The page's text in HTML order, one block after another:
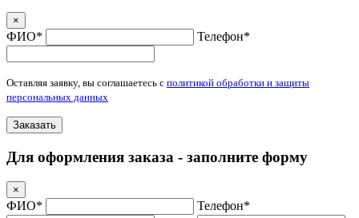
×
ФИО* Телефон*
Оставляя заявку, вы соглашаетесь с политикой обработки и защиты
персональных данных
Заказать
Для оформления заказа - заполните форму
×
ФИО*
Телефон*